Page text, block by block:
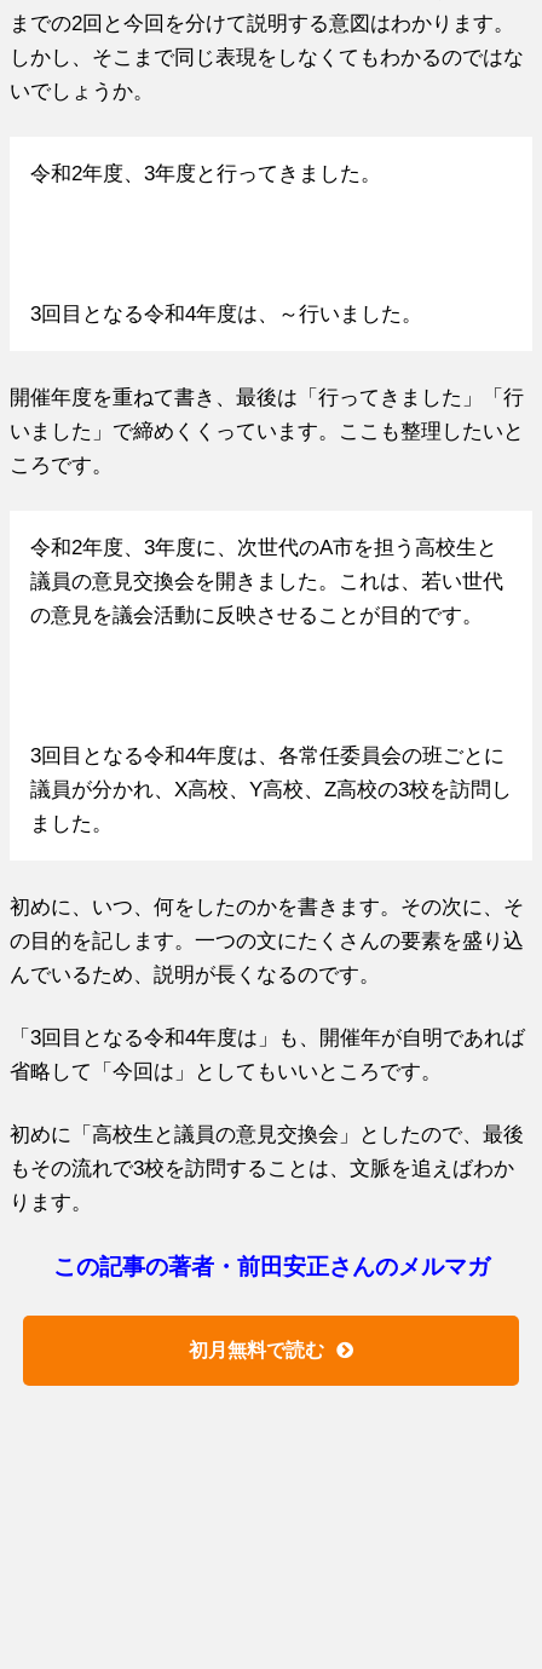
までの2回と今回を分けて説明する意図はわかります。
しかし、そこまで同じ表現をしなくてもわかるのではな
いでしょうか。
令和2年度、3年度と行ってきました。
3回目となる令和4年度は、～行いました。
開催年度を重ねて書き、最後は「行ってきました」「行
いました」で締めくくっています。ここも整理したいと
ころです。
令和2年度、3年度に、次世代のA市を担う高校生と
議員の意見交換会を開きました。これは、若い世代
の意見を議会活動に反映させることが目的です。
3回目となる令和4年度は、各常任委員会の班ごとに
議員が分かれ、X高校、Y高校、Z高校の3校を訪問し
ました。
初めに、いつ、何をしたのかを書きます。その次に、そ
の目的を記します。一つの文にたくさんの要素を盛り込
んでいるため、説明が長くなるのです。
「3回目となる令和4年度は」も、開催年が自明であれば
省略して「今回は」としてもいいところです。
初めに「高校生と議員の意見交換会」としたので、最後
もその流れで3校を訪問することは、文脈を追えばわか
ります。
この記事の著者・前田安正さんのメルマガ
初月無料で読む